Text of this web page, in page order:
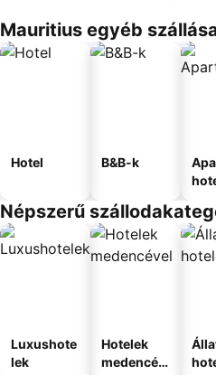
Mauritius egyéb
Hotel B&B-k
Népszerű
Luxushote
lek
Hotelek
medencév